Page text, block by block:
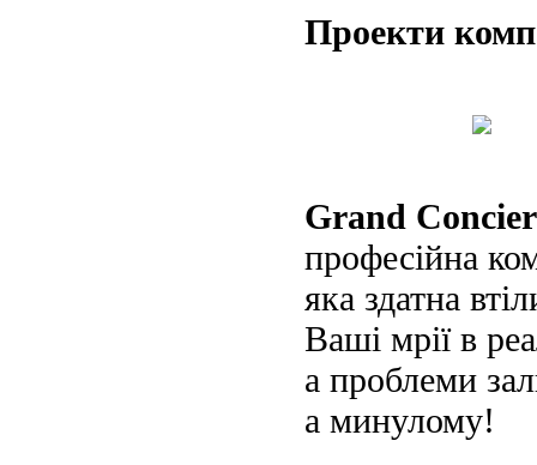
Проекти
Grand
професійна
яка здатна
Ваші мрії в
а проблеми
а минулому!